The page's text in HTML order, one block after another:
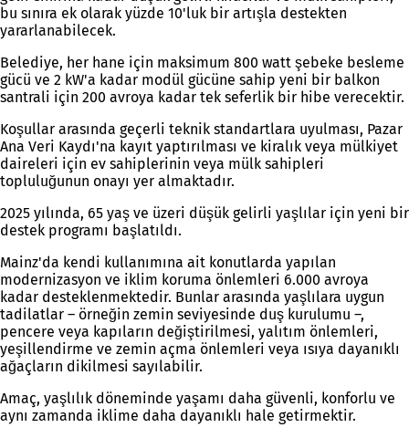
bu sınıra ek olarak yüzde 10'luk bir artışla destekten
yararlanabilecek.
Belediye, her hane için maksimum 800 watt şebeke besleme
gücü ve 2 kW'a kadar modül gücüne sahip yeni bir balkon
santrali için 200 avroya kadar tek seferlik bir hibe verecektir.
Koşullar arasında geçerli teknik standartlara uyulması, Pazar
Ana Veri Kaydı'na kayıt yaptırılması ve kiralık veya mülkiyet
daireleri için ev sahiplerinin veya mülk sahipleri
topluluğunun onayı yer almaktadır.
2025 yılında, 65 yaş ve üzeri düşük gelirli yaşlılar için yeni bir
destek programı başlatıldı.
Mainz'da kendi kullanımına ait konutlarda yapılan
modernizasyon ve iklim koruma önlemleri 6.000 avroya
kadar desteklenmektedir. Bunlar arasında yaşlılara uygun
tadilatlar – örneğin zemin seviyesinde duş kurulumu –,
pencere veya kapıların değiştirilmesi, yalıtım önlemleri,
yeşillendirme ve zemin açma önlemleri veya ısıya dayanıklı
ağaçların dikilmesi sayılabilir.
Amaç, yaşlılık döneminde yaşamı daha güvenli, konforlu ve
aynı zamanda iklime daha dayanıklı hale getirmektir.